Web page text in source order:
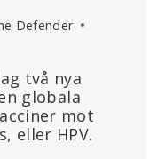
Defender
två nya
globala
mot
eller HPV.